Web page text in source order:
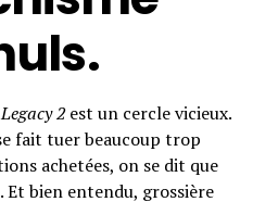
2est un cercle vicieux.
fait tuer beaucoup trop
achetées, on se dit que
bien entendu, grossière